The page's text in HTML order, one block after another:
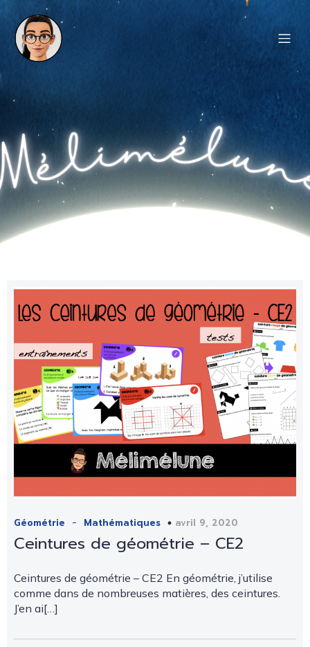
Géométrie - Mathématiques avril 9, 2020
Ceintures de géométrie – CE2
Ceintures de géométrie – CE2 En géométrie, j’utilise
comme dans de nombreuses matières, des ceintures.
J’en ai[…]